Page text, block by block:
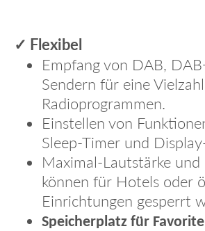
✓ Flexibel
Empfang von DAB,
Sendern für eine
Radioprogrammen.
Einstellen von
Sleep-Timer und
Maximal-Lautstärke und
können für Hotels oder
Einrichtungen gesperrt
Speicherplatz für